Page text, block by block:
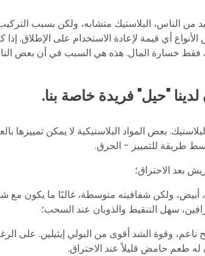
من الناس، البلاستيك متشابه، ولكن بسبب
الأنواع أي قيمة لإعادة الاستخدام على
فقط خسارة المال. هذه هي السبب في أن بعض
"حيل" فريدة خاصة بنا.
بعض المواد البلاستيكية لا يمكن
طريقة للتمييز - الحرق.
بعد الاحتراق؛
أبيض، ولكن شفافيته متوسطة، غالبًا ما يكون
سهل التنقيط والذوبان عند السحب؛
ناعم، وقوة الشد أقوى من البولي إيثيلين. على
طعم حامض قليلاً عند الاحتراق.